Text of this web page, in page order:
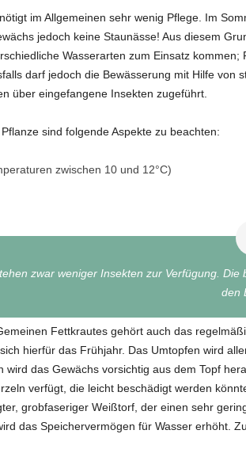
im Allgemeinen sehr wenig Pflege. Im
jedoch keine Staunässe! Aus diesem
Wasserarten zum Einsatz
darf jedoch die Bewässerung mit Hilfe
über eingefangene Insekten zugeführt.
sind folgende Aspekte zu beachten:
zwischen 10 und 12°C)
zwar weniger Insekten zur Verfügung.
den
Fettkrautes gehört auch das
hierfür das Frühjahr. Das Umtopfen wird
wird das Gewächs vorsichtig aus dem Topf
verfügt, die leicht beschädigt werden
grobfaseriger Weißtorf, der einen sehr
das Speichervermögen für Wasser erhöht.